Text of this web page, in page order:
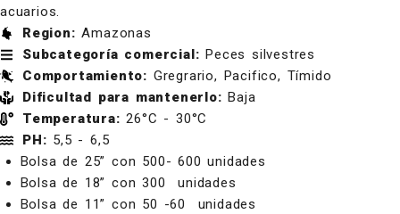
acuarios.
Region:Amazonas
Subcategoría comercial: Peces silvestres
Comportamiento: Gregrario, Pacifico, Tímido
Dificultad para mantenerlo: Baja
Temperatura: 26°C - 30°C
PH: 5,5 - 6,5
Bolsa de 25” con 500- 600 unidades
Bolsa de 18” con 300 unidades
Bolsa de 11” con 50 -60 unidades